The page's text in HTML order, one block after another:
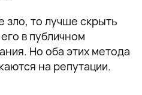
зло, то лучше скрыть
в публичном
Но оба этих метода
на репутации.